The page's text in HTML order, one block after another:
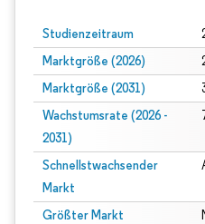
Studienzeitraum
Marktgröße (2026)
Marktgröße (2031)
Wachstumsrate (2026 -
2031)
Schnellstwachsender
Markt
Größter Markt